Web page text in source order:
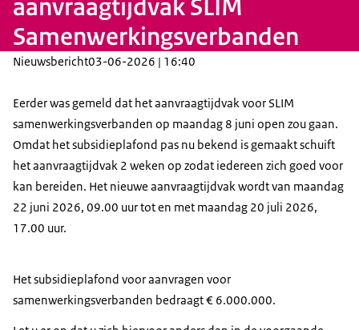
aanvraagtijdvak SLIM
Samenwerkingsverbanden
Nieuwsbericht03-06-2026 | 16:40
Eerder was gemeld dat het aanvraagtijdvak voor SLIM
samenwerkingsverbanden op maandag 8 juni open zou gaan.
Omdat het subsidieplafond pas nu bekend is gemaakt schuift
het aanvraagtijdvak 2 weken op zodat iedereen zich goed voor
kan bereiden. Het nieuwe aanvraagtijdvak wordt van maandag
22 juni 2026, 09.00 uur tot en met maandag 20 juli 2026,
17.00 uur.
Het subsidieplafond voor aanvragen voor
samenwerkingsverbanden bedraagt € 6.000.000.